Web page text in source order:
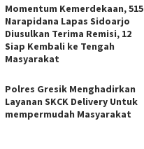
Momentum Kemerdekaan, 515
Narapidana Lapas Sidoarjo
Diusulkan Terima Remisi, 12
Siap Kembali ke Tengah
Masyarakat
Polres Gresik Menghadirkan
Layanan SKCK Delivery Untuk
mempermudah Masyarakat